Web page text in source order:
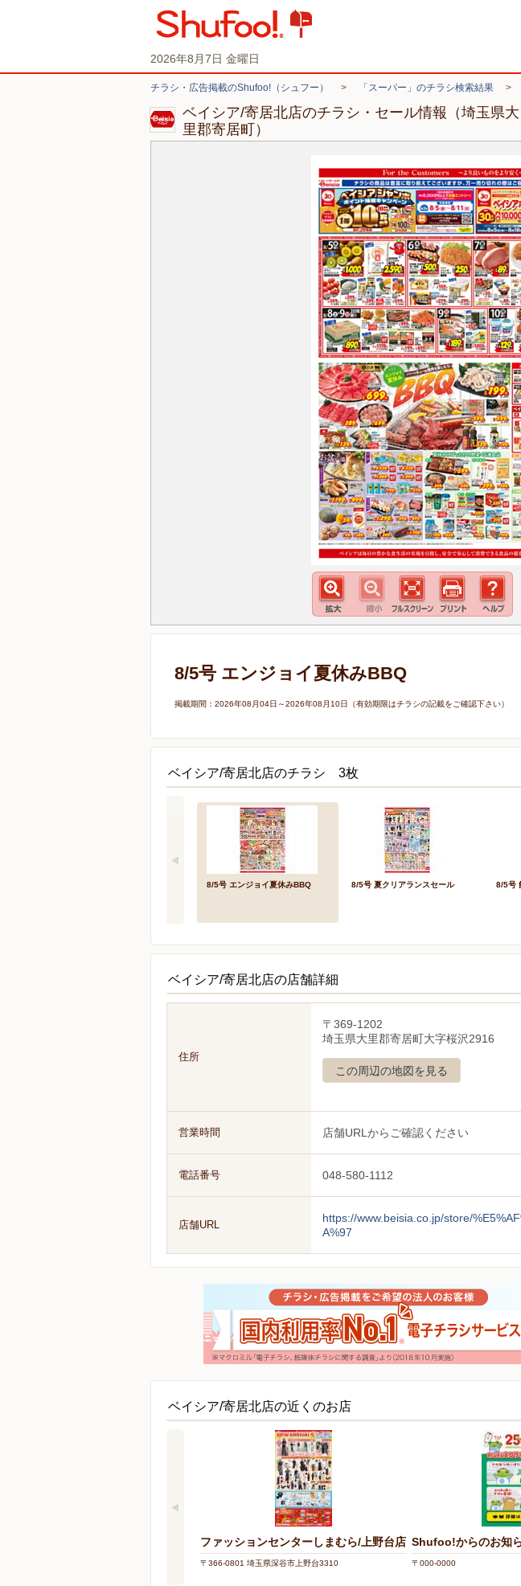
2026年8月7日 金曜日
チラシ・広告掲載のShufoo!（シュフー） > 「スーパー」のチラシ検索結果 >
ベイシア/寄居北店のチラシ・セール情報（埼玉県大
里郡寄居町）
8/5号 エンジョイ夏休みBBQ
掲載期間：2026年08月04日～2026年08月10日（有効期限はチラシの記載をご確認下さい）
ベイシア/寄居北店のチラシ 3枚
8/5号 エンジョイ夏休みBBQ 8/5号 夏クリアランスセール 8/5号
ベイシア/寄居北店の店舗詳細
住所
〒369-1202
埼玉県大里郡寄居町大字桜沢2916
この周辺の地図を見る
営業時間 店舗URLからご確認ください
電話番号 048-580-1112
店舗URL
https://www.beisia.co.jp/store/
A%97
ベイシア/寄居北店の近くのお店
ファッションセンターしまむら/上野台店
〒366-0801 埼玉県深谷市上野台3310
Shufoo!からのお知
〒000-0000